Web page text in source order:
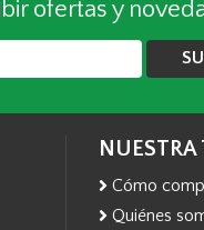
ofertas y
Cómo
Quiénes